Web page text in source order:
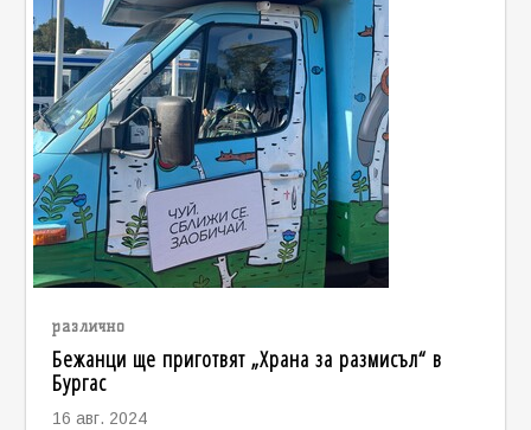
различно
Бежанци ще приготвят „Храна за размисъл“ в
Бургас
16 авг. 2024